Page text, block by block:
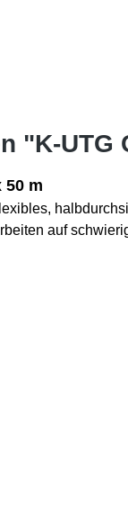
"K-UTG
50 m
auf